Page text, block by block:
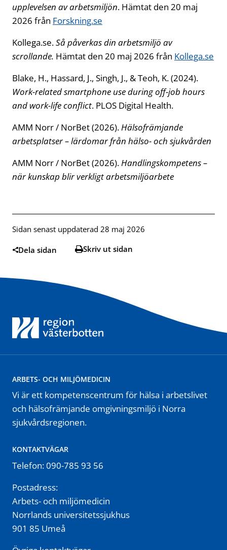
upplevelsen av arbetsmiljön. Hämtat den 20 maj
2026 från Forskning.se
Kollega.se.Så påverkas din arbetsmiljö av
scrollande. Hämtat den 20 maj 2026 från Kollega.se
Blake, H., Hassard, J., Singh, J., & Teoh, K. (2024).
Work-related smartphone use during off-job hours
and work-life conflict. PLOS Digital Health.
AMM Norr / NorBet (2026). Hälsofrämjande
arbetsplatser – lärdomar från hälso- och sjukvården
AMM Norr / NorBet (2026). Handlingskompetens –
när kunskap blir verkligt arbetsmiljöarbete
Sidan senast uppdaterad 28 maj 2026
Dela sidan Skriv ut sidan
ARBETS- OCH MILJÖMEDICIN
Vi är ett kompetenscentrum för hälsa i arbetslivet
och hälsofrämjande omgivningsmiljö i Norra
sjukvårdsregionen.
KONTAKTVÄGAR
Telefon: 090-785 93 56
Postadress:
Arbets- och miljömedicin
Norrlands universitetssjukhus
901 85 Umeå